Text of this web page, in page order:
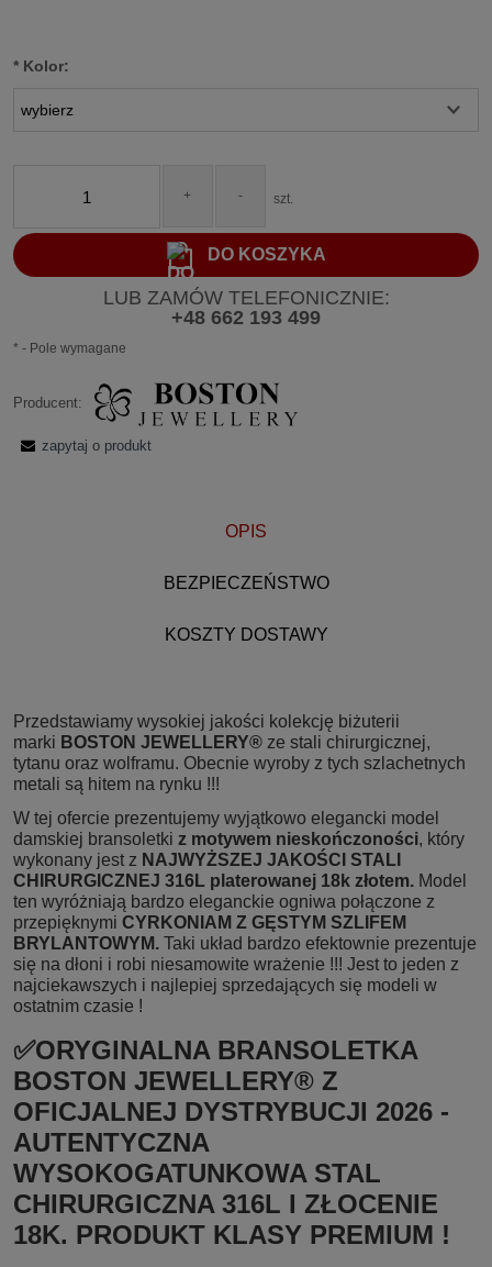
* Kolor:
+ - szt.
DO KOSZYKA
LUB ZAMÓW TELEFONICZNIE:
+48 662 193 499
* - Pole wymagane
Producent:
zapytaj o produkt
OPIS
BEZPIECZEŃSTWO
KOSZTY DOSTAWY
Przedstawiamy wysokiej jakości kolekcję biżuterii
marki BOSTON JEWELLERY® ze stali chirurgicznej,
tytanu oraz wolframu. Obecnie wyroby z tych szlachetnych
metali są hitem na rynku !!!
W tej ofercie prezentujemy wyjątkowo elegancki model
damskiej bransoletki z motywem nieskończoności, który
wykonany jest z NAJWYŻSZEJ JAKOŚCI STALI
CHIRURGICZNEJ 316L platerowanej 18k złotem. Model
ten wyróżniają bardzo eleganckie ogniwa połączone z
przepięknymi CYRKONIAM Z GĘSTYM SZLIFEM
BRYLANTOWYM. Taki układ bardzo efektownie prezentuje
się na dłoni i robi niesamowite wrażenie !!! Jest to jeden z
najciekawszych i najlepiej sprzedających się modeli w
ostatnim czasie !
✅ORYGINALNA BRANSOLETKA
BOSTON JEWELLERY® Z
OFICJALNEJ DYSTRYBUCJI 2026 -
AUTENTYCZNA
WYSOKOGATUNKOWA STAL
CHIRURGICZNA 316L I ZŁOCENIE
18K. PRODUKT KLASY PREMIUM !